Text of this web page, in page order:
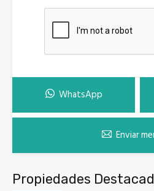
WhatsApp
Enviar
Propiedades